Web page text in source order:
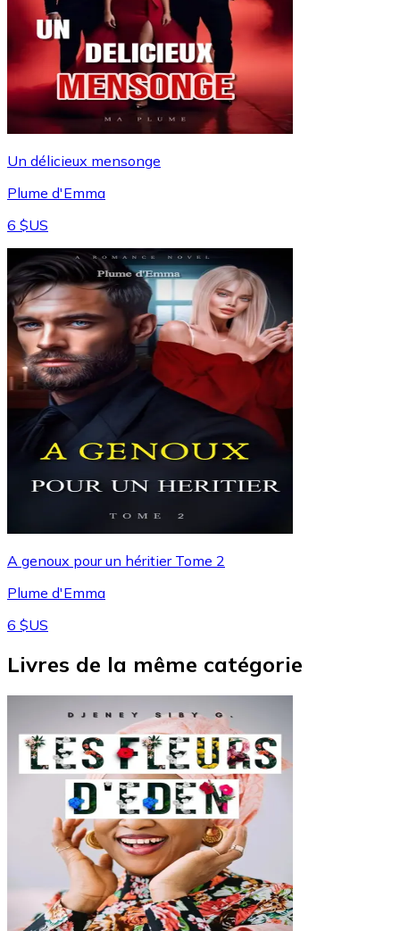
Un délicieux mensonge
Plume d'Emma
6 $US
A genoux pour un héritier Tome 2
Plume d'Emma
6 $US
Livres de la même catégorie